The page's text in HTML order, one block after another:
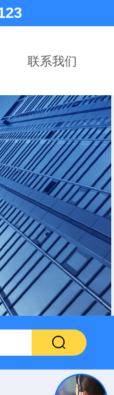
联系我们
吸音吊顶 玻纤